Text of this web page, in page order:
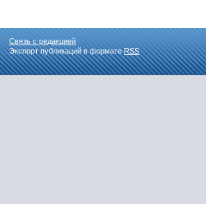
Связь с редакцией
Экспорт публикаций в форматеRSS